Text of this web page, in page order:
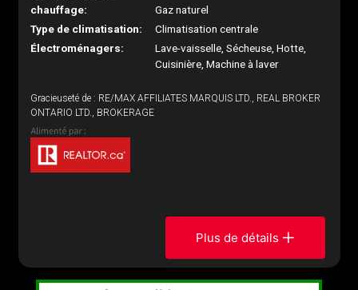
chauffage:
Gaz naturel
Type de climatisation:
Climatisation centrale
Électroménagers:
Lave-vaisselle, Sécheuse, Hotte,
Cuisinière, Machine à laver
Gracieuseté de : RE/MAX AFFILIATES MARQUIS LTD., REAL BROKER
ONTARIO LTD., BROKERAGE
Plus de détails